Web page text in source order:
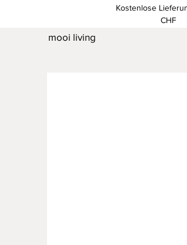
mooi living
Kostenlose
CHF